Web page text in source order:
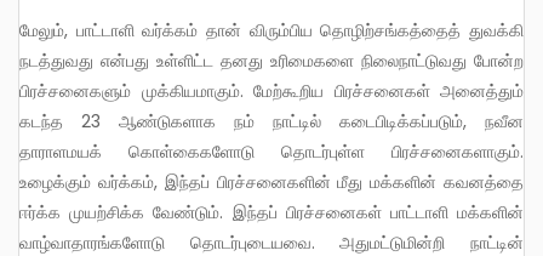
மேலும், பாட்டாளி வர்க்கம் தான் விரும்பிய தொழிற்சங்கத்தைத் துவக்கி
நடத்துவது என்பது உள்ளிட்ட தனது உரிமைகளை நிலைநாட்டுவது போன்ற
பிரச்சனைகளும் முக்கியமாகும். மேற்கூறிய பிரச்சனைகள் அனைத்தும்
கடந்த 23 ஆண்டுகளாக நம் நாட்டில் கடைபிடிக்கப்படும், நவீன
தாராளமயக் கொள்கைகளோடு தொடர்புள்ள பிரச்சனைகளாகும்.
உழைக்கும் வர்க்கம், இந்தப் பிரச்சனைகளின் மீது மக்களின் கவனத்தை
ஈர்க்க முயற்சிக்க வேண்டும். இந்தப் பிரச்சனைகள் பாட்டாளி மக்களின்
வாழ்வாதாரங்களோடு தொடர்புடையவை. அதுமட்டுமின்றி நாட்டின்